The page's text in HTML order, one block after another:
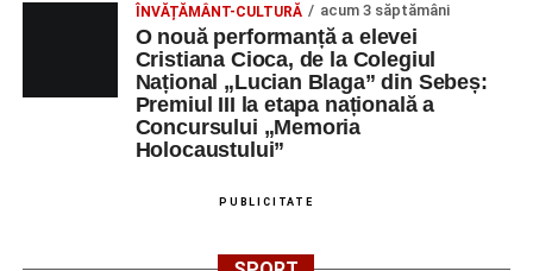
ÎNVĂȚĂMÂNT-CULTURĂ acum 3 săptămâni
O nouă performanță a elevei
Cristiana Cioca, de la Colegiul
Național „Lucian Blaga” din Sebeș:
Premiul III la etapa națională a
Concursului „Memoria
Holocaustului”
PUBLICITATE